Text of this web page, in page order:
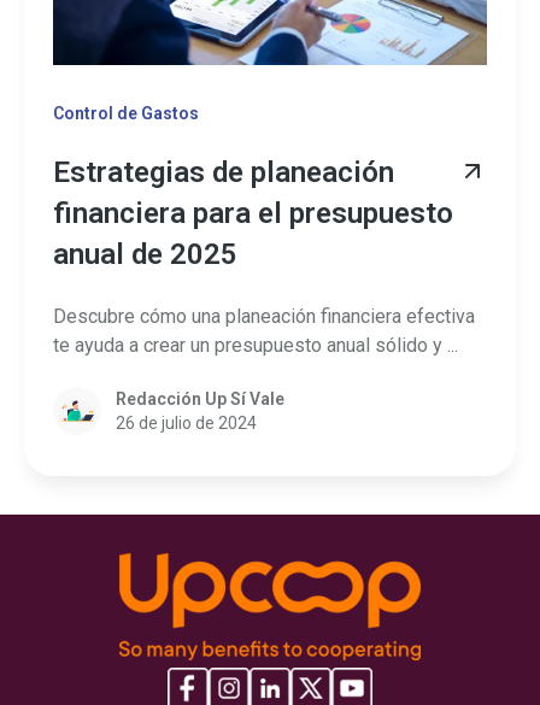
Control de Gastos
Estrategias de planeación
financiera para el presupuesto
anual de 2025
Descubre cómo una planeación financiera efectiva
te ayuda a crear un presupuesto anual sólido y ...
Redacción Up Sí Vale
26 de julio de 2024